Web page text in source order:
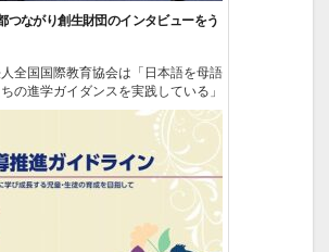
つながり創生財団のインタビューをう
全国国際教育協会は「日本語を母語
の進学ガイダンスを実践している」
して、公益財団法人東京都つながり
ューを受けました。 外国人の子ど
学不明などが増加していいます 日
者が増加しています。当然、就労者